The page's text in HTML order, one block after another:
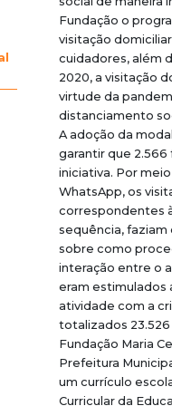
Fundação o
visitação
cuidadores, além
2020, a visitação
virtude da
distanciamento
A adoção da
garantir que
iniciativa. Por
WhatsApp, os
correspondentes
sequência,
sobre como
interação entre o
eram estimulados
atividade com a
totalizados
Fundação Maria
Prefeitura
um currículo
Curricular da